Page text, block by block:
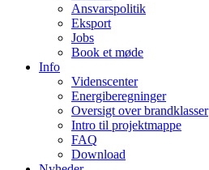
Ansvarspolitik
Eksport
Jobs
Book et møde
Info
Videnscenter
Energiberegninger
Oversigt over brandklasser
Intro til projektmappe
FAQ
Download